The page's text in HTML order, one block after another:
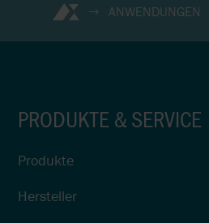
ANWENDUNGEN
PRODUKTE & SERVICE
Produkte
Hersteller